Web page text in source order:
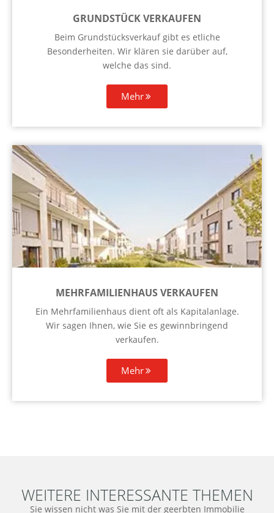
GRUNDSTÜCK VERKAUFEN
Beim Grundstücksverkauf gibt es etliche
Besonderheiten. Wir klären sie darüber auf,
welche das sind.
Mehr
MEHRFAMILIENHAUS VERKAUFEN
Ein Mehrfamilienhaus dient oft als Kapitalanlage.
Wir sagen Ihnen, wie Sie es gewinnbringend
verkaufen.
Mehr
WEITERE INTERESSANTE THEMEN
Sie wissen nicht was Sie mit der geerbten Immobilie